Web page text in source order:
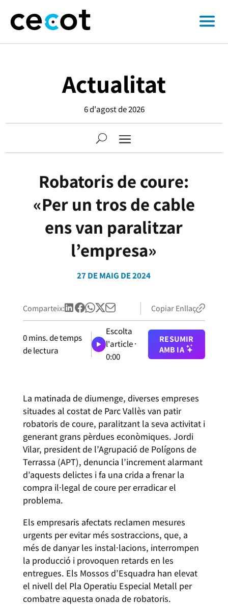
Actualitat
6 d'agost de 2026
Robatoris de coure:
«Per un tros de cable
ens van paralitzar
l’empresa»
27 DE MAIG DE 2024
Comparteix: Copiar Enllaç
0mins. de temps
de lectura
Escolta
l'article ·
0:00
RESUMIR
AMB IA
La matinada de diumenge, diverses empreses
situades al costat de Parc Vallès van patir
robatoris de coure, paralitzant la seva activitat i
generant grans pèrdues econòmiques. Jordi
Vilar, president de l’Agrupació de Polígons de
Terrassa (APT), denuncia l’increment alarmant
d’aquests delictes i fa una crida a frenar la
compra il·legal de coure per erradicar el
problema.
Els empresaris afectats reclamen mesures
urgents per evitar més sostraccions, que, a
més de danyar les instal·lacions, interrompen
la producció i provoquen retards en les
entregues. Els Mossos d’Esquadra han elevat
el nivell del Pla Operatiu Especial Metall per
combatre aquesta onada de robatoris.